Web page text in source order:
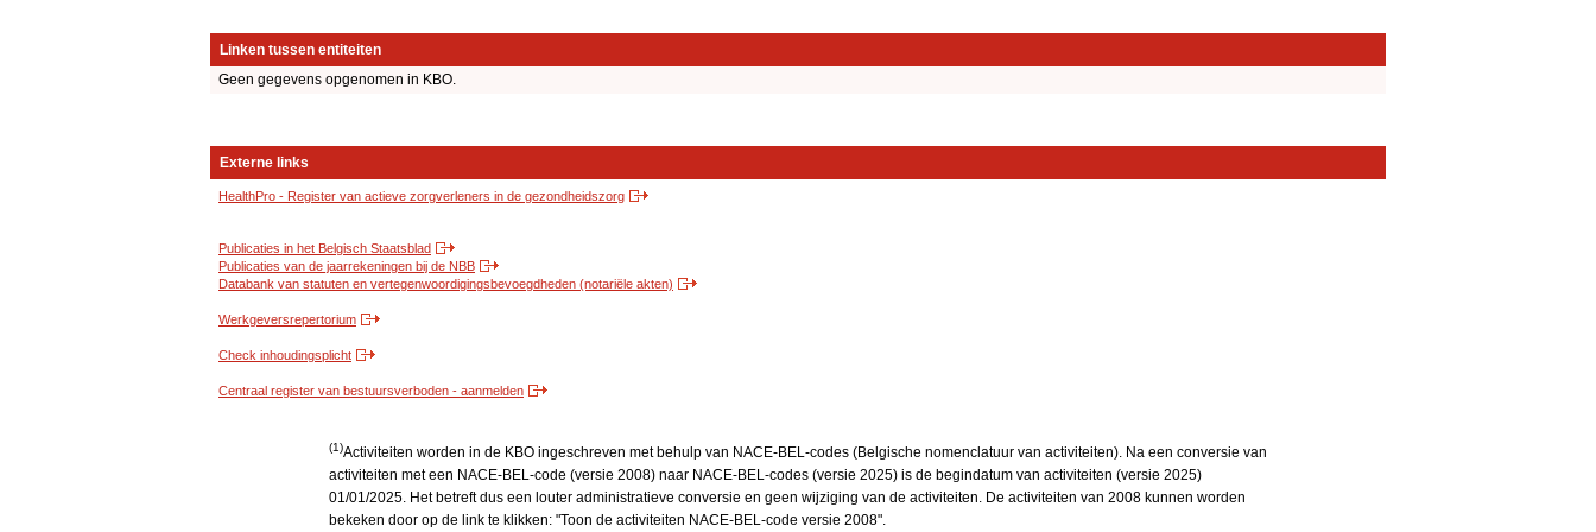
Linken tussen entiteiten
Geen gegevens opgenomen in KBO.
Externe links
HealthPro - Register van actieve zorgverleners in de gezondheidszorg
Publicaties in het Belgisch Staatsblad
Publicaties van de jaarrekeningen bij de NBB
Databank van statuten en vertegenwoordigingsbevoegdheden (notariële akten)
Werkgeversrepertorium
Check inhoudingsplicht
Centraal register van bestuursverboden - aanmelden
(1)Activiteiten worden in de KBO ingeschreven met behulp van NACE-BEL-codes (Belgische nomenclatuur van activiteiten). Na een conversie van
activiteiten met een NACE-BEL-code (versie 2008) naar NACE-BEL-codes (versie 2025) is de begindatum van activiteiten (versie 2025)
01/01/2025. Het betreft dus een louter administratieve conversie en geen wijziging van de activiteiten. De activiteiten van 2008 kunnen worden
bekeken door op de link te klikken: "Toon de activiteiten NACE-BEL-code versie 2008".